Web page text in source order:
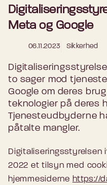
Meta og Google
06.11.2023 Sikkerhed
to sager mod
Google om deres
teknologier på deres
Tjenesteudbyderne
påtalte mangler.
2022 et tilsyn med
hjemmesiderne https://